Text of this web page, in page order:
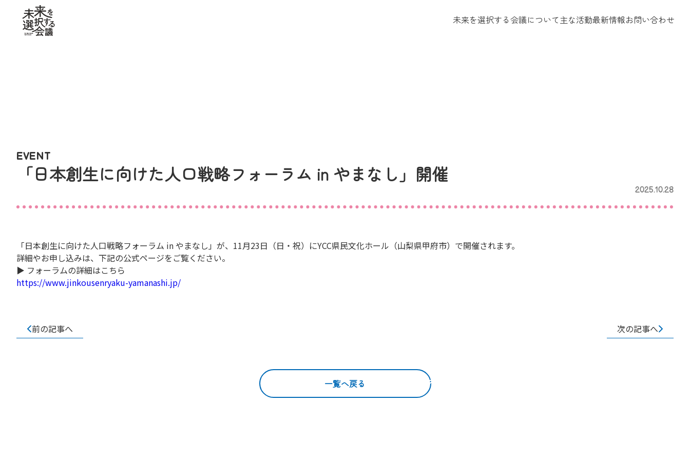
未来を選択する会議について主な活動最新情報お問い合わせ
EVENT
「日本創生に向けた人口戦略フォーラム in やまなし」開催
2025.10.28
「日本創生に向けた人口戦略フォーラム in やまなし」が、11月23日（日・祝）にYCC県民文化ホール（山梨県甲府市）で開催されます。
詳細やお申し込みは、下記の公式ページをご覧ください。
▶ フォーラムの詳細はこちら
https://www.jinkousenryaku-yamanashi.jp/
前の記事へ 次の記事へ
一覧へ戻る